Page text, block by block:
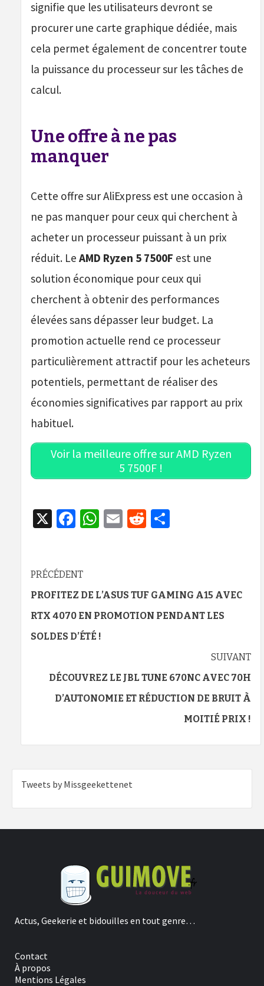
signifie que les utilisateurs devront se
procurer une carte graphique dédiée, mais
cela permet également de concentrer toute
la puissance du processeur sur les tâches de
calcul.
Une offre à ne pas
manquer
Cette offre sur AliExpress est une occasion à
ne pas manquer pour ceux qui cherchent à
acheter un processeur puissant à un prix
réduit. Le AMD Ryzen 5 7500F est une
solution économique pour ceux qui
cherchent à obtenir des performances
élevées sans dépasser leur budget. La
promotion actuelle rend ce processeur
particulièrement attractif pour les acheteurs
potentiels, permettant de réaliser des
économies significatives par rapport au prix
habituel.
Voir la meilleure offre sur AMD Ryzen
5 7500F !
X Facebook
WhatsApp
EmailReddit
Navigation
d’article
PRÉCÉDENT
PROFITEZ DE L’ASUS TUF GAMING A15 AVEC
RTX 4070 EN PROMOTION PENDANT LES
SOLDES D’ÉTÉ !
SUIVANT
DÉCOUVREZ LE JBL TUNE 670NC AVEC 70H
D’AUTONOMIE ET RÉDUCTION DE BRUIT À
MOITIÉ PRIX !
Tweets by Missgeekettenet
Actus, Geekerie et bidouilles en tout genre…
Contact
À propos
Mentions Légales